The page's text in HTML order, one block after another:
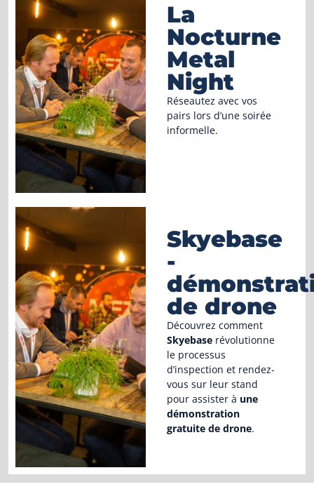
La
Nocturne
Metal
Night
Réseautez avec vos
pairs lors d’une soirée
informelle.
Skyebase
-
de drone
Découvrez comment
Skyebaserévolutionne
le processus
d’inspection et rendez-
vous sur leur stand
pour assister à une
démonstration
gratuite de drone.